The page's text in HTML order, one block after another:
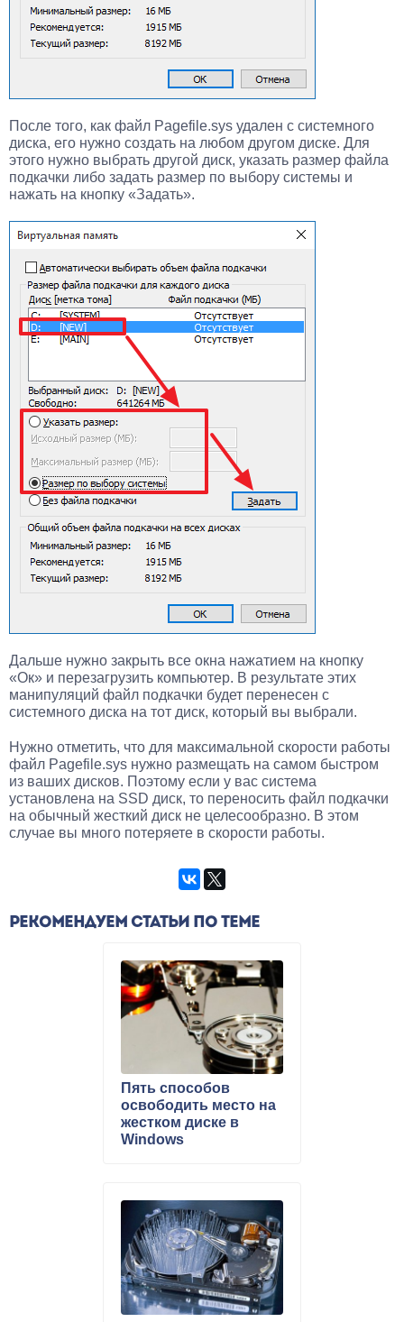
После того, как файл Pagefile.sys удален с системного
диска, его нужно создать на любом другом диске. Для
этого нужно выбрать другой диск, указать размер файла
подкачки либо задать размер по выбору системы и
нажать на кнопку «Задать».
Дальше нужно закрыть все окна нажатием на кнопку
«Ок» и перезагрузить компьютер. В результате этих
манипуляций файл подкачки будет перенесен с
системного диска на тот диск, который вы выбрали.
Нужно отметить, что для максимальной скорости работы
файл Pagefile.sys нужно размещать на самом быстром
из ваших дисков. Поэтому если у вас система
установлена на SSD диск, то переносить файл подкачки
на обычный жесткий диск не целесообразно. В этом
случае вы много потеряете в скорости работы.
РЕКОМЕНДУЕМ СТАТЬИ ПО ТЕМЕ
Пять способов
освободить место на
жестком диске в
Windows